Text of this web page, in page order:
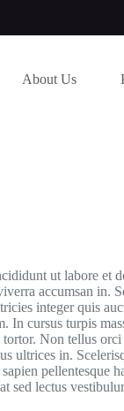
About Us
ut labore et
accumsan in.
integer quis
In cursus turpis
Non tellus
ultrices in.
pellentesque
sed lectus